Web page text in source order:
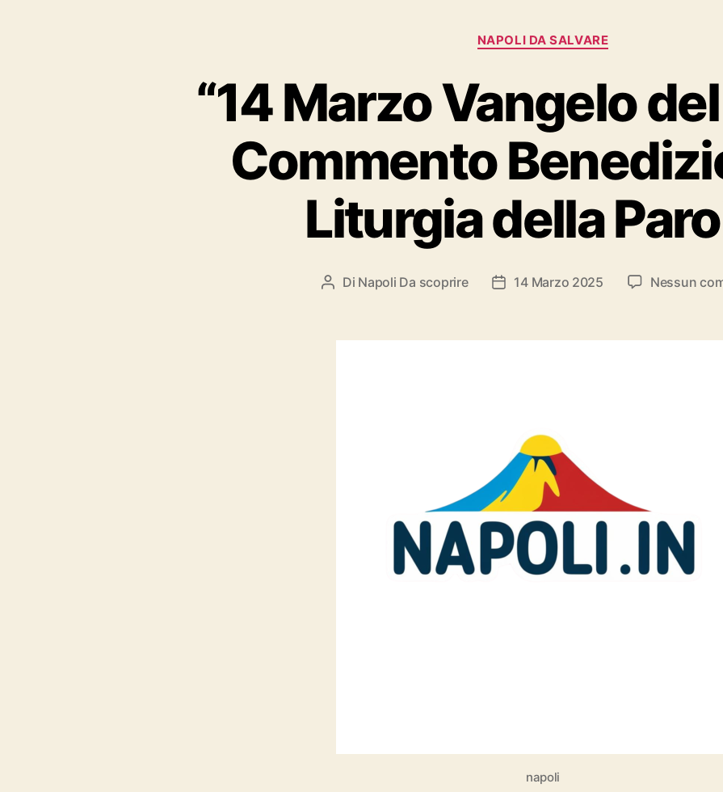
Categorie
NAPOLI DA SALVARE
“14 Marzo Vangelo
Commento
Liturgia della
Autore
Di Napoli Da scoprire
Data14 Marzo 2025 Nessun
napoli